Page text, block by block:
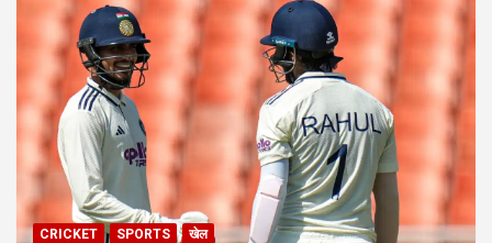
CRICKET SPORTS खेल